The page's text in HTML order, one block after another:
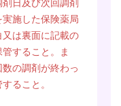
日及び次回調剤
施した保険薬局
は裏面に記載の
すること。ま
の調剤が終わっ
ること。